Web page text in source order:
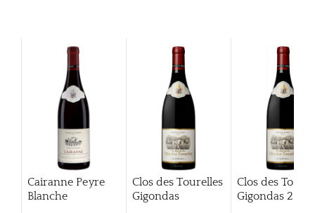
Cairanne Peyre
Blanche
Clos des Tourelles
Gigondas
Clos des
Gigondas 2013